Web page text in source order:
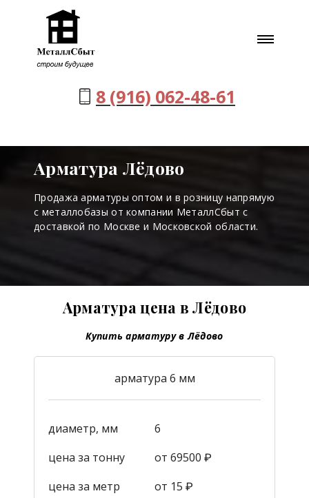
8 (916) 062-48-61
Арматура Лёдово
Продажа арматуры оптом и в розницу напрямую
с металлобазы от компании МеталлСбыт с
доставкой по Москве и Московской области.
Арматура цена в Лёдово
Купить арматуру в Лёдово
арматура 6 мм
диаметр, мм
6
цена за тонну
от 69500 ₽
цена за метр
от 15 ₽